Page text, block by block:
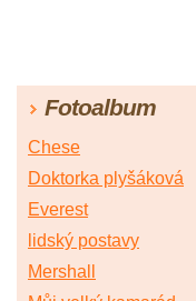
Fotoalbum
Chese
Doktorka plyšáková
Everest
lidský postavy
Mershall